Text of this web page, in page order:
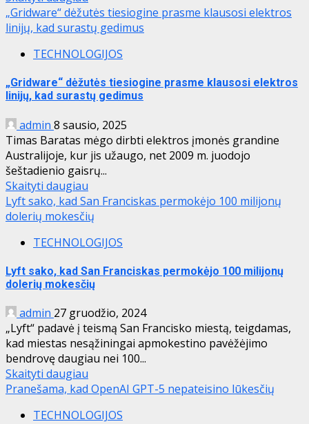
„Gridware“ dėžutės tiesiogine prasme klausosi elektros
linijų, kad surastų gedimus
TECHNOLOGIJOS
„Gridware“ dėžutės tiesiogine prasme klausosi elektros
linijų, kad surastų gedimus
admin 8 sausio, 2025
Timas Baratas mėgo dirbti elektros įmonės grandine
Australijoje, kur jis užaugo, net 2009 m. juodojo
šeštadienio gaisrų...
Skaityti daugiau
Lyft sako, kad San Franciskas permokėjo 100 milijonų
dolerių mokesčių
TECHNOLOGIJOS
Lyft sako, kad San Franciskas permokėjo 100 milijonų
dolerių mokesčių
admin 27 gruodžio, 2024
„Lyft“ padavė į teismą San Francisko miestą, teigdamas,
kad miestas nesąžiningai apmokestino pavėžėjimo
bendrovę daugiau nei 100...
Skaityti daugiau
Pranešama, kad OpenAI GPT-5 nepateisino lūkesčių
TECHNOLOGIJOS